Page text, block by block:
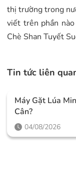
thị trường trong
viết trên phần
Chè Shan Tuyết
Tin tức liên
Máy Gặt Lúa
Cân?
04/08/2026